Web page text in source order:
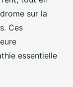
sur la
Ces
essentielle